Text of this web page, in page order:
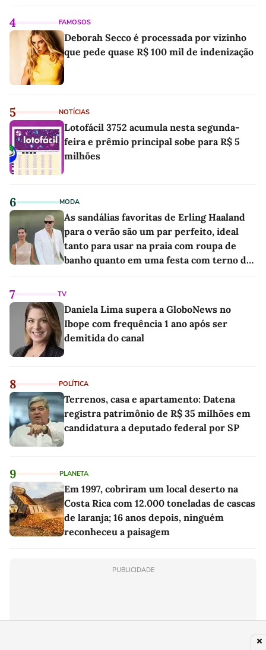
4 FAMOSOS
Deborah Secco é processada por vizinho
que pede quase R$ 100 mil de indenização
5 NOTÍCIAS
Lotofácil 3752 acumula nesta segunda-
feira e prêmio principal sobe para R$ 5
milhões
6 MODA
As sandálias favoritas de Erling Haaland
para o verão são um par perfeito, ideal
tanto para usar na praia com roupa de
banho quanto em uma festa com terno de
7 TV
Daniela Lima supera a GloboNews no
Ibope com frequência 1 ano após ser
demitida do canal
8 POLÍTICA
Terrenos, casa e apartamento: Datena
registra patrimônio de R$ 35 milhões em
candidatura a deputado federal por SP
9 PLANETA
Em 1997, cobriram um local deserto na
Costa Rica com 12.000 toneladas de cascas
de laranja; 16 anos depois, ninguém
reconheceu a paisagem
PUBLICIDADE